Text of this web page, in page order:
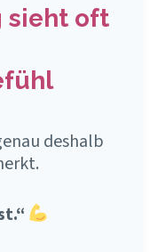
sieht oft
deshalb